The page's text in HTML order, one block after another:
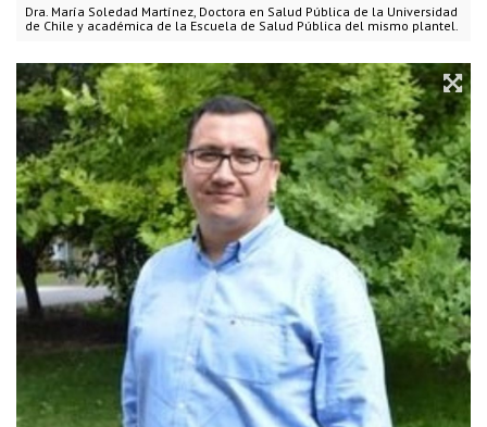
Dra. María Soledad Martínez, Doctora en Salud Pública de la Universidad
de Chile y académica de la Escuela de Salud Pública del mismo plantel.